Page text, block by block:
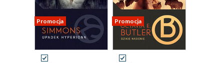
Promocja Promocja